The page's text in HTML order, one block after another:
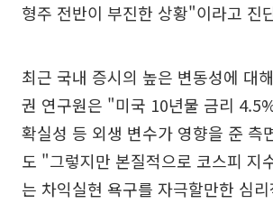
형주 전반이 부진한 상황"이라고 진
최근 국내 증시의 높은 변동성에 대
권 연구원은 "미국 10년물 금리
확실성 등 외생 변수가 영향을 준 측
도 "그렇지만 본질적으로 코스피 지
는 차익실현 욕구를 자극할만한 심